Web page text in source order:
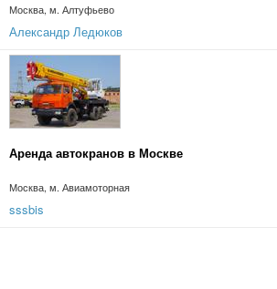
Москва, м. Алтуфьево
Александр Ледюков
Аренда автокранов в Москве
Москва, м. Авиамоторная
sssbis